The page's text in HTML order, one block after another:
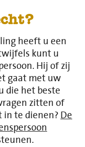
heeft u een
kunt u
Hij of zij
gaat met uw
die het beste
zitten of
in te dienen? De